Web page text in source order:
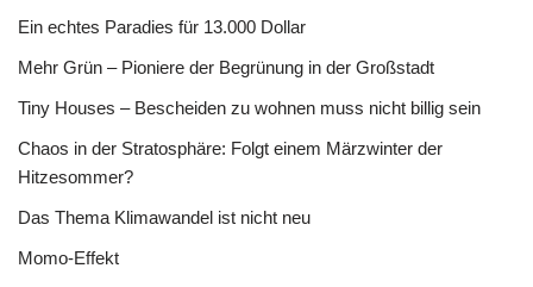
Ein echtes Paradies für 13.000 Dollar
Mehr Grün – Pioniere der Begrünung in der Großstadt
Tiny Houses – Bescheiden zu wohnen muss nicht billig sein
Chaos in der Stratosphäre: Folgt einem Märzwinter der
Hitzesommer?
Das Thema Klimawandel ist nicht neu
Momo-Effekt